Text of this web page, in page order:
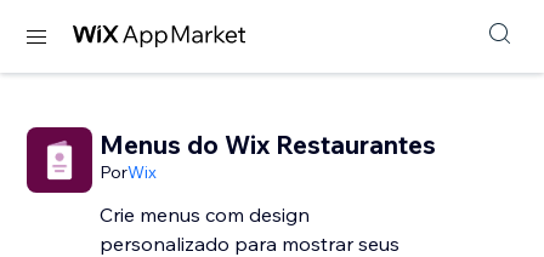
Menus do Wix Restaurantes
PorWix
Crie menus com design
personalizado para mostrar seus